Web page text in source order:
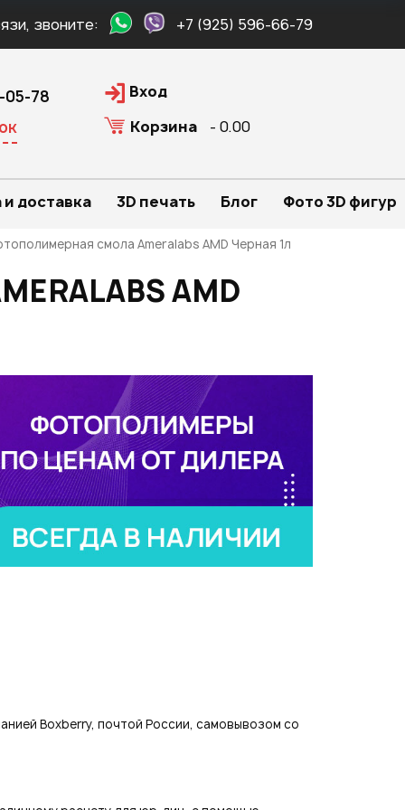
звоните: +7 (925) 596-66-79
05-78
Вход
Корзина
- 0.00
доставка 3D печать Блог Фото 3D фигур
смола Ameralabs AMD Черная 1л
AMD
Boxberry, почтой России, самовывозом со